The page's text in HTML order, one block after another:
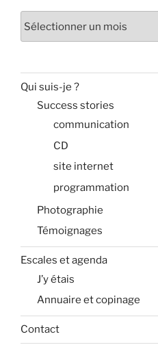
Qui suis-je ?
Success stories
communication
CD
site internet
programmation
Photographie
Témoignages
Escales et agenda
J’y étais
Annuaire et copinage
Contact